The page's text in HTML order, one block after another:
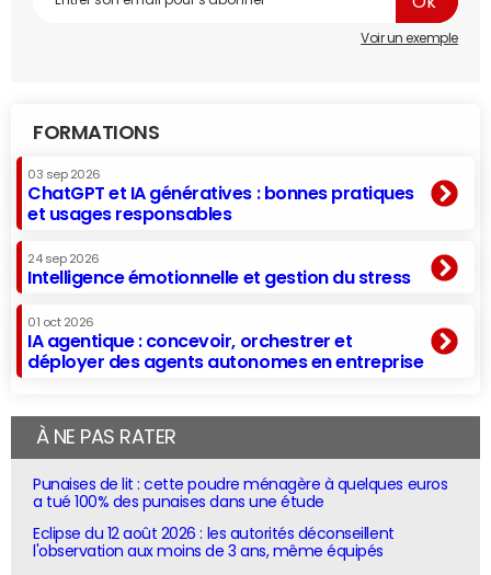
Voir un exemple
FORMATIONS
03 sep 2026
ChatGPT et IA génératives : bonnes pratiques
et usages responsables
24 sep 2026
Intelligence émotionnelle et gestion du stress
01 oct 2026
IA agentique : concevoir, orchestrer et
déployer des agents autonomes en entreprise
À NE PAS RATER
Punaises de lit : cette poudre ménagère à quelques euros
a tué 100% des punaises dans une étude
Eclipse du 12 août 2026 : les autorités déconseillent
l'observation aux moins de 3 ans, même équipés